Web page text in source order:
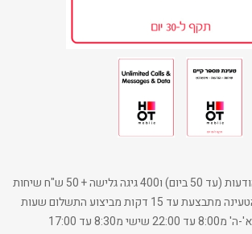
3000 דקות + 1500 הודעות (עד 50 ביום) ו400 גיגה גלישה + 50 ש"ח שיחות
לחו"ל תקף ל30 יום- הטעינה מתבצעת עד 15 דקות מביצוע התשלום שעות
פעילות המוקד בימים א'-ה' מ8:00 עד 22:00 שישי מ8:30 עד 17:00